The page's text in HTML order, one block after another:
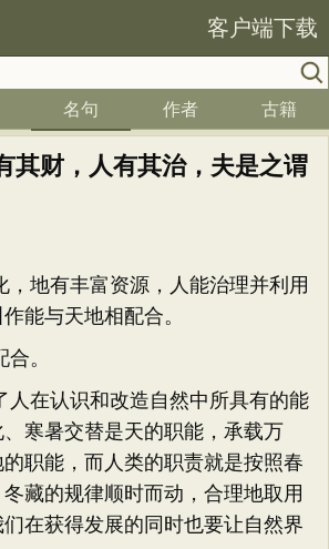
客户端下载
名句 作者 古籍
其财，人有其治，夫是之谓
，地有丰富资源，人能治理并利用
能与天地相配合。
。
人在认识和改造自然中所具有的能
寒暑交替是天的职能，承载万
职能，而人类的职责就是按照春
藏的规律顺时而动，合理地取用
在获得发展的同时也要让自然界